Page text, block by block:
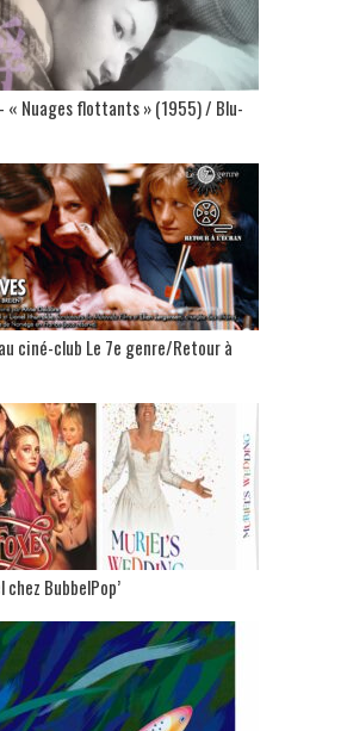
« Nuages flottants » (1955) / Blu-
ciné-club Le 7e genre/Retour à
BubbelPop’